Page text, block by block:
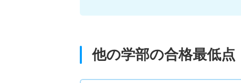
他の学部の合格最低点